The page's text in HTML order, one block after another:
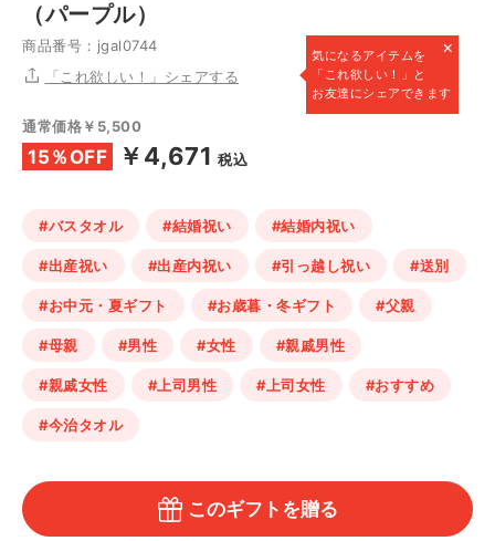
（パープル）
商品番号：jgal0744 ×
気になるアイテムを
「これ欲しい！」と
お友達にシェアできます
「これ欲しい！」シェアする
通常価格￥5,500
15％OFF ￥4,671 税込
#バスタオル #結婚祝い #結婚内祝い
#出産祝い #出産内祝い #引っ越し祝い #送別
#お中元・夏ギフト #お歳暮・冬ギフト #父親
#母親 #男性 #女性 #親戚男性
#親戚女性 #上司男性 #上司女性 #おすすめ
#今治タオル
このギフトを贈る